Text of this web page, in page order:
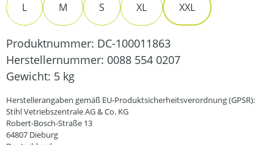
L M S XL XXL
Produktnummer: DC-100011863
Herstellernummer: 0088 554 0207
Gewicht: 5 kg
Herstellerangaben gemäß EU-Produktsicherheitsverordnung (GPSR):
Stihl Vetriebszentrale AG & Co. KG
Robert-Bosch-Straße 13
64807 Dieburg